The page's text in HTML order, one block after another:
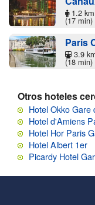
1.2 km
(17 min)
Paris
3.9
(18 min)
Otros hoteles
Hotel Okko
Hotel d'Amiens
Hotel Hor Paris
Hotel Albert 1er
Picardy Hotel